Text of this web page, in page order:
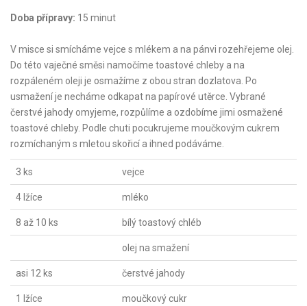
Doba přípravy: 15 minut
V misce si smícháme vejce s mlékem a na pánvi rozehřejeme olej.
Do této vaječné směsi namočíme toastové chleby a na
rozpáleném oleji je osmažíme z obou stran dozlatova. Po
usmažení je necháme odkapat na papírové utěrce. Vybrané
čerstvé jahody omyjeme, rozpůlíme a ozdobíme jimi osmažené
toastové chleby. Podle chuti pocukrujeme moučkovým cukrem
rozmíchaným s mletou skořicí a ihned podáváme.
3 ks vejce
4 lžíce mléko
8 až 10 ks bílý toastový chléb
olej na smažení
asi 12 ks čerstvé jahody
1 lžíce moučkový cukr